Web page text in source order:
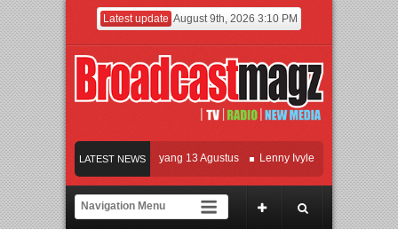
Latest update August 9th, 2026 3:10 PM
LATEST NEWS
Film KETOK MEJIK Siap Tayang 13 Agustus Lenny Ivylen: 26 Tahun Jaga
UI dan Universitas Agung Podomoro Jalin Kerja Sama Pendidikan dan Riset